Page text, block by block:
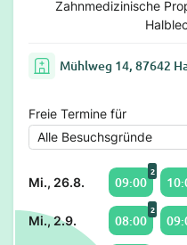
Zahnmedizinische
Mühlweg 14, 87642
Freie Termine für
Mi., 26.8. 09:00
2
Mi., 2.9. 08:00
2